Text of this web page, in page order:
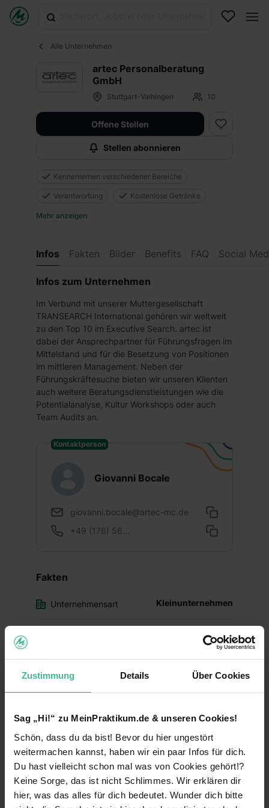
Zustimmung Details Über Cookies
Sag „Hi!“ zu MeinPraktikum.de & unseren Cookies!
Schön, dass du da bist! Bevor du hier ungestört
weitermachen kannst, haben wir ein paar Infos für dich.
Du hast vielleicht schon mal was von Cookies gehört!?
Keine Sorge, das ist nicht Schlimmes. Wir erklären dir
hier, was das alles für dich bedeutet. Wunder dich bitte
Alle Unternehmen
artec Personalberatung
GmbH
Stuttgart-Vaihingen 10
Offene Stellen
Stellen abonnieren
Kennenlernen verschiedener Bereiche
Verantwortung Kostenlose Getränke
Mehr anzeigen
Infos Fakten Bilder Benefits FAQ Social
Infos zum Unternehmen
Im Verbund mit unserer Muttergesellschaft
TRANSEARCH International gehören wir weltweit
zu den Top 10 im Executive Search. artec ist
dabei der Ansprechpartner für Führungsfragen im
Mittelstand und für die Besetzung von Positionen
im mittleren Management. Neben der
Führungskräftesuche bieten wir unseren Klienten
auch weitere Beratungsdienstleistungen wie die
Potentialanalyse, Kultur Workshops oder auch
Team Audits an.
Kontaktperson
Giovanni Bocale
giovanni.bocale@artec-mc.de
+49 (176) 56...
Fakten
Unternehmensart Kleinunternehmen
2000
Mitarbeiter
Branche Beratung, Consulting & Controlling
Einblicke ins Unternehmen